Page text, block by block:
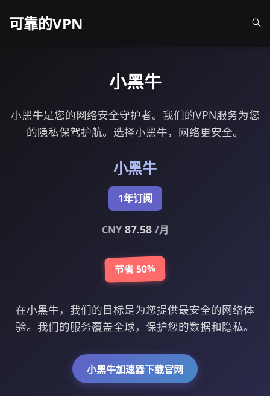
可靠的VPN
小黑牛
小黑牛是您的网络安全守护者。我们的VPN服务为您
的隐私保驾护航。选择小黑牛，网络更安全。
小黑牛
1年订阅
CNY87.58 /月
节省 50%
在小黑牛，我们的目标是为您提供最安全的网络体
验。我们的服务覆盖全球，保护您的数据和隐私。
小黑牛加速器下载官网